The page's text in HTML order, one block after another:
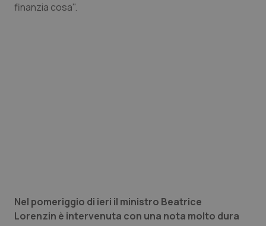
Psoriasi & pelle
finanzia cosa".
Nel pomeriggio di ieri il ministro Beatrice
Lorenzin è intervenuta con una nota molto dura